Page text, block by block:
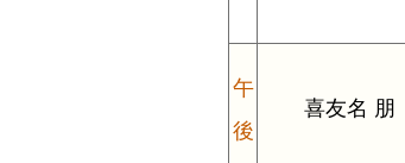
午
後
喜友名 朋